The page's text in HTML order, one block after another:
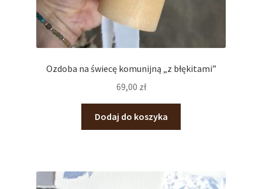
Ozdoba na świecę komunijną „z błękitami”
69,00 zł
Dodaj do koszyka